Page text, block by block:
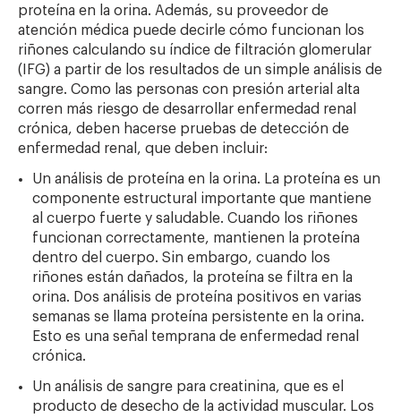
proteína en la orina. Además, su proveedor de
atención médica puede decirle cómo funcionan los
riñones calculando su índice de filtración glomerular
(IFG) a partir de los resultados de un simple análisis de
sangre. Como las personas con presión arterial alta
corren más riesgo de desarrollar enfermedad renal
crónica, deben hacerse pruebas de detección de
enfermedad renal, que deben incluir:
Un análisis de proteína en la orina. La proteína es un
componente estructural importante que mantiene
al cuerpo fuerte y saludable. Cuando los riñones
funcionan correctamente, mantienen la proteína
dentro del cuerpo. Sin embargo, cuando los
riñones están dañados, la proteína se filtra en la
orina. Dos análisis de proteína positivos en varias
semanas se llama proteína persistente en la orina.
Esto es una señal temprana de enfermedad renal
crónica.
Un análisis de sangre para creatinina, que es el
producto de desecho de la actividad muscular. Los